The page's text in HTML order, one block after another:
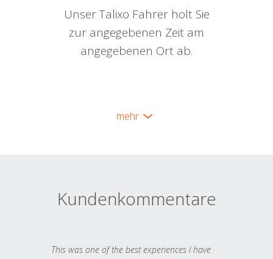
Unser Talixo Fahrer holt Sie
zur angegebenen Zeit am
angegebenen Ort ab.
mehr
Kundenkommentare
This was one of the best experiences I have